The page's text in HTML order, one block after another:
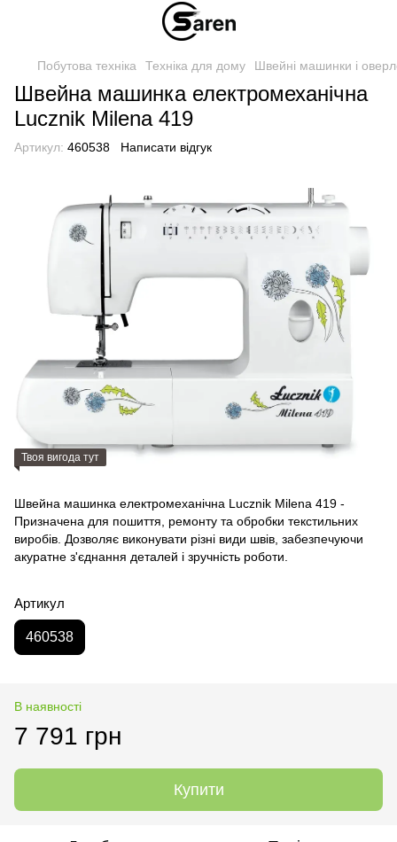
Побутова техніка Техніка для дому Швейні машинки і
Швейна машинка електромеханічна
Lucznik Milena 419
Артикул: 460538 Написати відгук
Твоя вигода тут
Швейна машинка електромеханічна Lucznik Milena 419 -
Призначена для пошиття, ремонту та обробки текстильних
виробів. Дозволяє виконувати різні види швів, забезпечуючи
акуратне з'єднання деталей і зручність роботи.
Артикул
460538
В наявності
7 791 грн
Купити